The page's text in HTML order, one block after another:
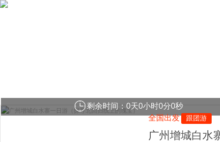
剩余时间： 0天0小时0分0秒
全国出发
跟团游
广州增城白水